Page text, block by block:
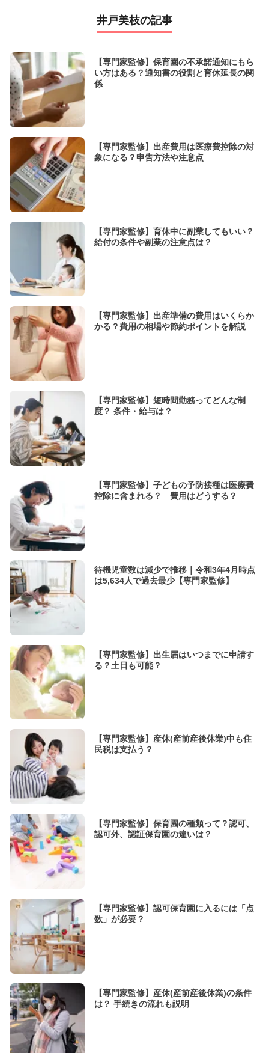
井戸美枝の記事
【専門家監修】保育園の不承諾通知にもら
い方はある？通知書の役割と育休延長の関
係
【専門家監修】出産費用は医療費控除の対
象になる？申告方法や注意点
【専門家監修】育休中に副業してもいい？
給付の条件や副業の注意点は？
【専門家監修】出産準備の費用はいくらか
かる？費用の相場や節約ポイントを解説
【専門家監修】短時間勤務ってどんな制
度？ 条件・給与は？
【専門家監修】子どもの予防接種は医療費
控除に含まれる？ 費用はどうする？
待機児童数は減少で推移｜令和3年4月時点
は5,634人で過去最少【専門家監修】
【専門家監修】出生届はいつまでに申請す
る？土日も可能？
【専門家監修】産休(産前産後休業)中も住
民税は支払う？
【専門家監修】保育園の種類って？認可、
認可外、認証保育園の違いは？
【専門家監修】認可保育園に入るには「点
数」が必要？
【専門家監修】産休(産前産後休業)の条件
は？ 手続きの流れも説明